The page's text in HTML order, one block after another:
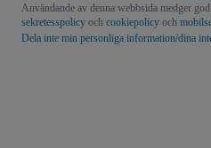
Användande av denna webbsida medger
sekretesspolicy och cookiepolicy och
Dela inte min personliga information/dina